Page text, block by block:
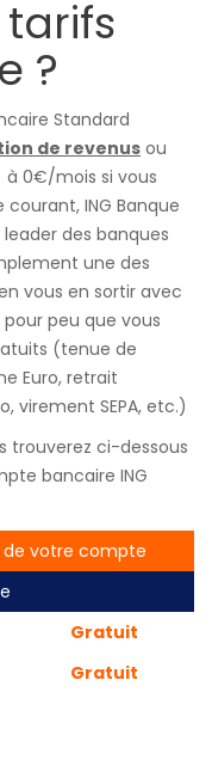
?
Standard
de revenusou
0€/mois si vous
ING Banque
des banques
une des
vous en sortir avec
peu que vous
(tenue de
Euro, retrait
virement SEPA, etc.)
trouverez ci-dessous
bancaire ING
votre compte
Gratuit
Gratuit